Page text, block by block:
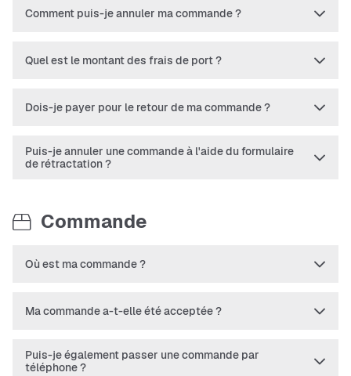
Comment puis-je annuler ma commande ?
Quel est le montant des frais de port ?
Dois-je payer pour le retour de ma commande ?
Puis-je annuler une commande à l'aide du formulaire
de rétractation ?
Commande
Où est ma commande ?
Ma commande a-t-elle été acceptée ?
Puis-je également passer une commande par
téléphone ?